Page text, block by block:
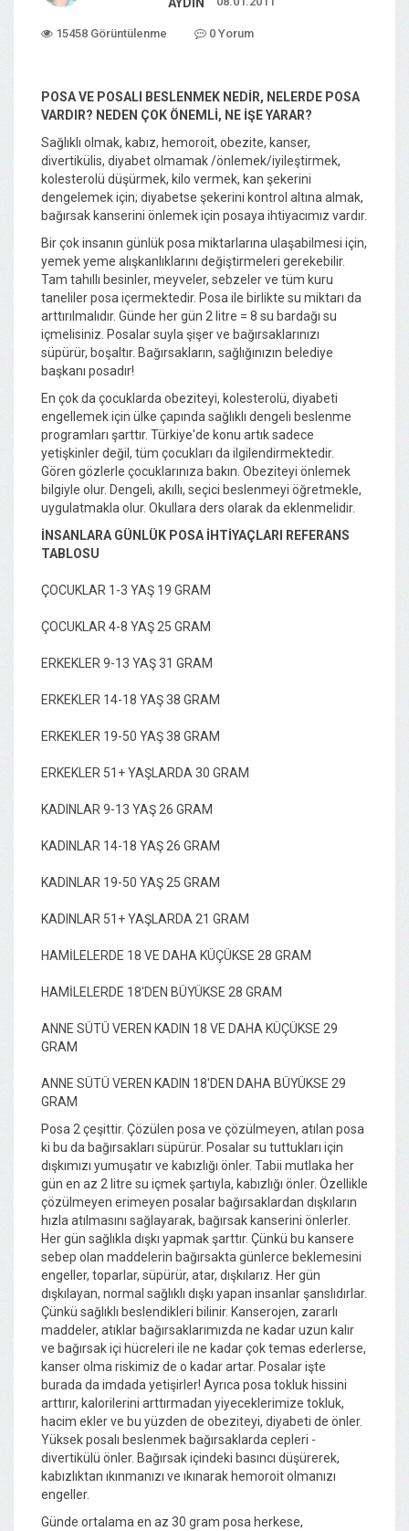
15458 Görüntülenme 0 Yorum
POSA VE POSALI BESLENMEK NEDİR, NELERDE POSA
VARDIR? NEDEN ÇOK ÖNEMLİ, NE İŞE YARAR?
Sağlıklı olmak, kabız, hemoroit, obezite, kanser,
divertikülis, diyabet olmamak /önlemek/iyileştirmek,
kolesterolü düşürmek, kilo vermek, kan şekerini
dengelemek için; diyabetse şekerini kontrol altına almak,
bağırsak kanserini önlemek için posaya ihtiyacımız vardır.
Bir çok insanın günlük posa miktarlarına ulaşabilmesi için,
yemek yeme alışkanlıklarını değiştirmeleri gerekebilir.
Tam tahıllı besinler, meyveler, sebzeler ve tüm kuru
taneliler posa içermektedir. Posa ile birlikte su miktarı da
arttırılmalıdır. Günde her gün 2 litre = 8 su bardağı su
içmelisiniz. Posalar suyla şişer ve bağırsaklarınızı
süpürür, boşaltır. Bağırsakların, sağlığınızın belediye
başkanı posadır!
En çok da çocuklarda obeziteyi, kolesterolü, diyabeti
engellemek için ülke çapında sağlıklı dengeli beslenme
programları şarttır. Türkiye'de konu artık sadece
yetişkinler değil, tüm çocukları da ilgilendirmektedir.
Gören gözlerle çocuklarınıza bakın. Obeziteyi önlemek
bilgiyle olur. Dengeli, akıllı, seçici beslenmeyi öğretmekle,
uygulatmakla olur. Okullara ders olarak da eklenmelidir.
İNSANLARA GÜNLÜK POSA İHTİYAÇLARI REFERANS
TABLOSU
ÇOCUKLAR 1-3 YAŞ 19 GRAM
ÇOCUKLAR 4-8 YAŞ 25 GRAM
ERKEKLER 9-13 YAŞ 31 GRAM
ERKEKLER 14-18 YAŞ 38 GRAM
ERKEKLER 19-50 YAŞ 38 GRAM
ERKEKLER 51+ YAŞLARDA 30 GRAM
KADINLAR 9-13 YAŞ 26 GRAM
KADINLAR 14-18 YAŞ 26 GRAM
KADINLAR 19-50 YAŞ 25 GRAM
KADINLAR 51+ YAŞLARDA 21 GRAM
HAMİLELERDE 18 VE DAHA KÜÇÜKSE 28 GRAM
HAMİLELERDE 18'DEN BÜYÜKSE 28 GRAM
ANNE SÜTÜ VEREN KADIN 18 VE DAHA KÜÇÜKSE 29
GRAM
ANNE SÜTÜ VEREN KADIN 18'DEN DAHA BÜYÜKSE 29
GRAM
Posa 2 çeşittir. Çözülen posa ve çözülmeyen, atılan posa
ki bu da bağırsakları süpürür. Posalar su tuttukları için
dışkımızı yumuşatır ve kabızlığı önler. Tabii mutlaka her
gün en az 2 litre su içmek şartıyla, kabızlığı önler. Özellikle
çözülmeyen erimeyen posalar bağırsaklardan dışkıların
hızla atılmasını sağlayarak, bağırsak kanserini önlerler.
Her gün sağlıkla dışkı yapmak şarttır. Çünkü bu kansere
sebep olan maddelerin bağırsakta günlerce beklemesini
engeller, toparlar, süpürür, atar, dışkılarız. Her gün
dışkılayan, normal sağlıklı dışkı yapan insanlar şanslıdırlar.
Çünkü sağlıklı beslendikleri bilinir. Kanserojen, zararlı
maddeler, atıklar bağırsaklarımızda ne kadar uzun kalır
ve bağırsak içi hücreleri ile ne kadar çok temas ederlerse,
kanser olma riskimiz de o kadar artar. Posalar işte
burada da imdada yetişirler! Ayrıca posa tokluk hissini
arttırır, kalorilerini arttırmadan yiyeceklerimize tokluk,
hacim ekler ve bu yüzden de obeziteyi, diyabeti de önler.
Yüksek posalı beslenmek bağırsaklarda cepleri -
divertikülü önler. Bağırsak içindeki basıncı düşürerek,
kabızlıktan ıkınmanızı ve ıkınarak hemoroit olmanızı
engeller.
Günde ortalama en az 30 gram posa herkese,